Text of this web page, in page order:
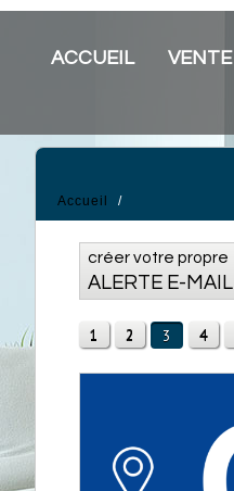
ACCUEIL VENTE
Accueil
créer votre propre
ALERTE E-MAIL
1 2 3 4